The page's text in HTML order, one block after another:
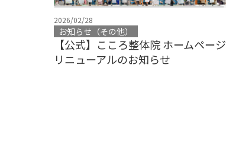
2026/02/28
お知らせ（その他）
【公式】こころ整体院 ホームページ
リニューアルのお知らせ